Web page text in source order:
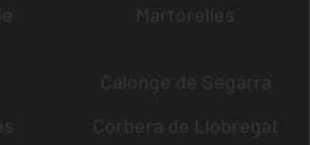
Martorelles
Calonge de Segarra
Corbera de Llobregat